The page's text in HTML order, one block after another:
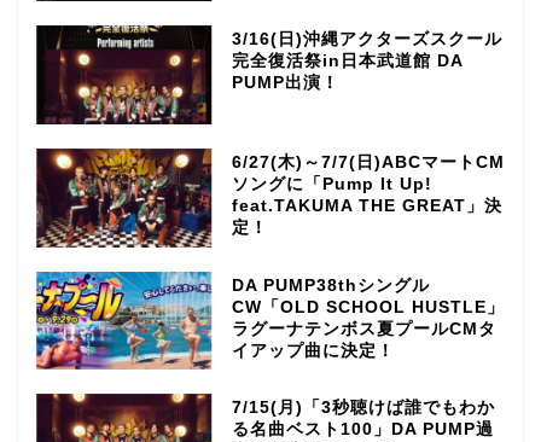
3/16(日)沖縄アクターズスクール
完全復活祭in日本武道館 DA
PUMP出演！
6/27(木)～7/7(日)ABCマートCM
ソングに「Pump It Up!
feat.TAKUMA THE GREAT」決
定！
DA PUMP38thシングル
CW「OLD SCHOOL HUSTLE」
ラグーナテンボス夏プールCMタ
イアップ曲に決定！
7/15(月)「3秒聴けば誰でもわか
る名曲ベスト100」DA PUMP過